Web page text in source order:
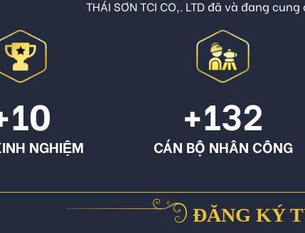
THÁI SƠN TCI CO,. LTD đã và đang
NGHIỆM
+132
CÁN BỘ NHÂN CÔNG
ĐĂNG KÝ